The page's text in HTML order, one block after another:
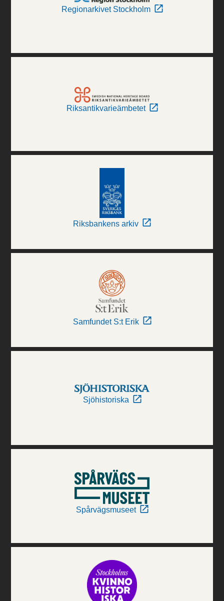
Regionarkivet Stockholm
Riksantikvarieämbetet
Riksbankens arkiv
Samfundet S:t Erik
Sjöhistoriska
Spårvägsmuseet